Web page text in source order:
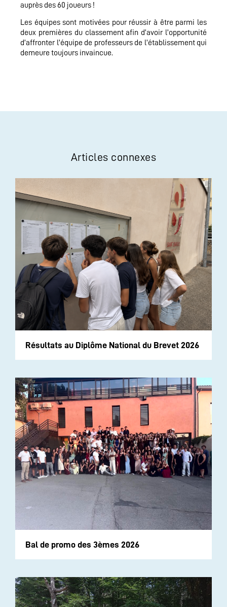
auprès des 60 joueurs !
Les équipes sont motivées pour réussir à être parmi les
deux premières du classement afin d’avoir l’opportunité
d’affronter l’équipe de professeurs de l’établissement qui
demeure toujours invaincue.
Articles connexes
Résultats au Diplôme National du Brevet 2026
Bal de promo des 3èmes 2026